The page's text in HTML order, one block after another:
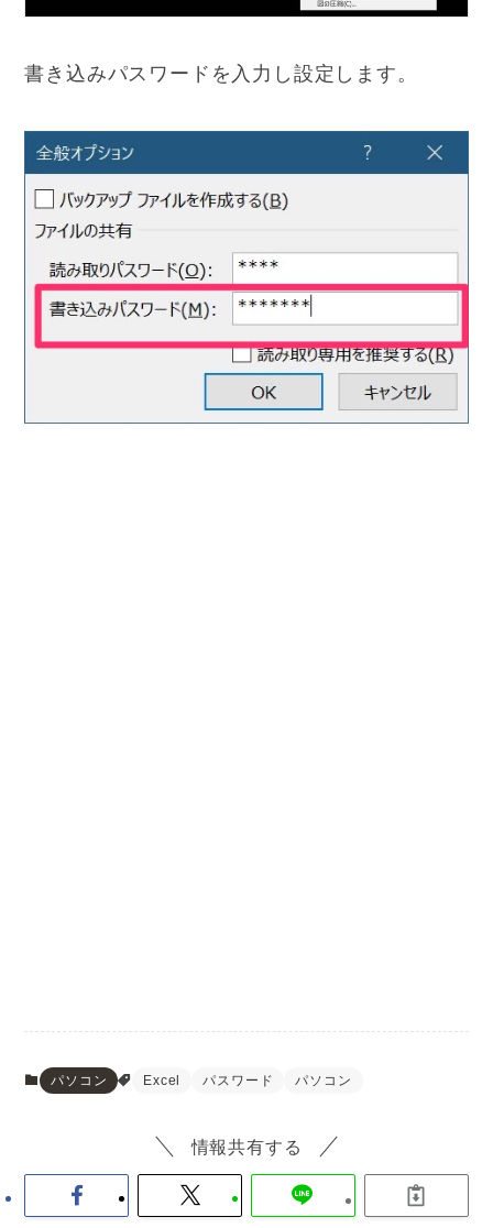
書き込みパスワードを入力し設定します。
パソコン Excel パスワード パソコン
情報共有する